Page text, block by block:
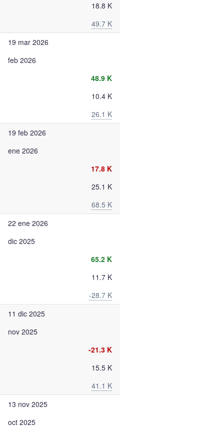
18.8 K
49.7 K
19 mar 2026
feb 2026
48.9 K
10.4 K
26.1 K
19 feb 2026
ene 2026
17.8 K
25.1 K
68.5 K
22 ene 2026
dic 2025
65.2 K
11.7 K
-28.7 K
11 dic 2025
nov 2025
-21.3 K
15.5 K
41.1 K
13 nov 2025
oct 2025